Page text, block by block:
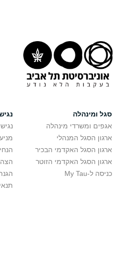
סגל ומינהלה
אגפים ומשרדי מינהלה
ארגון הסגל המנהלי
ארגון הסגל האקדמי הבכיר
ארגון הסגל האקדמי הזוטר
כניסה ל-My Tau